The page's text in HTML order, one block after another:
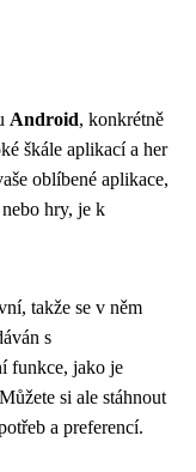
Android, konkrétně
škále aplikací a her
oblíbené aplikace,
hry, je k
takže se v něm
s
funkce, jako je
si ale stáhnout
a preferencí.